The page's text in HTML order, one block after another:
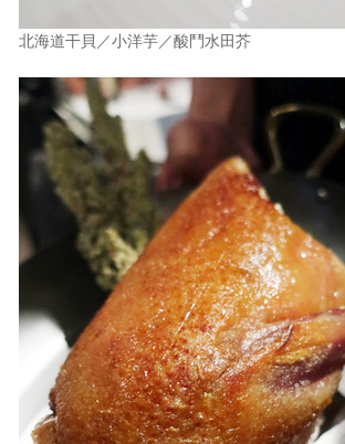
北海道干貝／小洋芋／酸鬥水田芥